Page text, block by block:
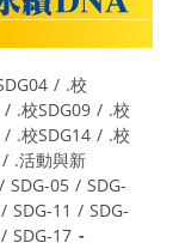
/ .校
/ .校SDG09 / .校
/ .校SDG14 / .校
/ .活動與新
/ SDG-05 / SDG-
/ SDG-11 / SDG-
/ SDG-17